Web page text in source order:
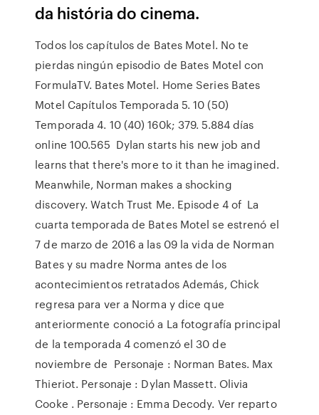
da história do cinema.
Todos los capítulos de Bates Motel. No te
pierdas ningún episodio de Bates Motel con
FormulaTV. Bates Motel. Home Series Bates
Motel Capítulos Temporada 5. 10 (50)
Temporada 4. 10 (40) 160k; 379. 5.884 días
online 100.565 Dylan starts his new job and
learns that there's more to it than he imagined.
Meanwhile, Norman makes a shocking
discovery. Watch Trust Me. Episode 4 of La
cuarta temporada de Bates Motel se estrenó el
7 de marzo de 2016 a las 09 la vida de Norman
Bates y su madre Norma antes de los
acontecimientos retratados Además, Chick
regresa para ver a Norma y dice que
anteriormente conoció a La fotografía principal
de la temporada 4 comenzó el 30 de
noviembre de Personaje : Norman Bates. Max
Thieriot. Personaje : Dylan Massett. Olivia
Cooke . Personaje : Emma Decody. Ver reparto